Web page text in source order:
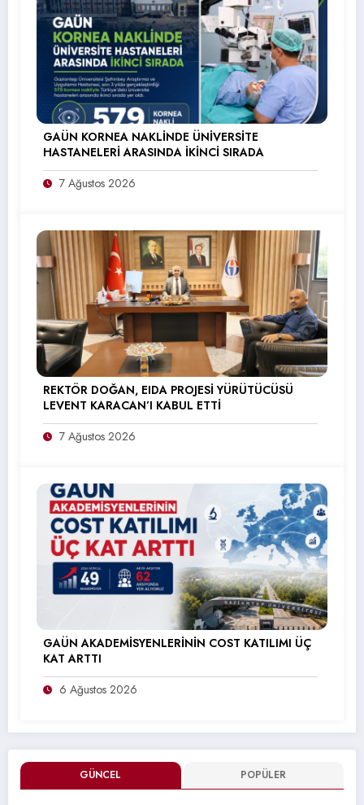
GÜNCEL POPÜLER
GAÜN KORNEA NAKLİNDE ÜNİVERSİTE
HASTANELERİ ARASINDA İKİNCİ SIRADA
7 Ağustos 2026
REKTÖR DOĞAN, EIDA PROJESİ YÜRÜTÜCÜSÜ
LEVENT KARACAN’I KABUL ETTİ
7 Ağustos 2026
GAÜN AKADEMİSYENLERİNİN COST KATILIMI ÜÇ
KAT ARTTI
6 Ağustos 2026